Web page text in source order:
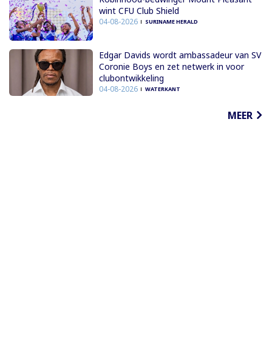
wint CFU Club Shield
04-08-2026 SURINAME HERALD
Edgar Davids wordt ambassadeur van SV
Coronie Boys en zet netwerk in voor
clubontwikkeling
04-08-2026 WATERKANT
MEER